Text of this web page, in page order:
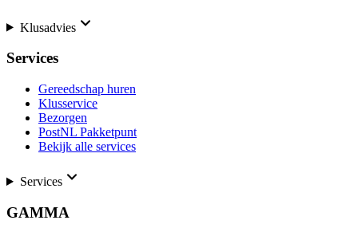
Klusadvies
Services
Gereedschap huren
Klusservice
Bezorgen
PostNL Pakketpunt
Bekijk alle services
Services
GAMMA